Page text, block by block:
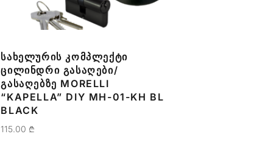
ᲡᲐᲮᲔᲚᲣᲠᲘᲡ ᲙᲝᲛᲞᲚᲔᲥᲢᲘ
ᲪᲘᲚᲘᲜᲓᲠᲘ ᲒᲐᲡᲐᲦᲔᲑᲘ/
ᲒᲐᲡᲐᲦᲔᲑᲖᲔ MORELLI
“KAPELLA” DIY MH-01-KH BL
BLACK
115.00 ₾